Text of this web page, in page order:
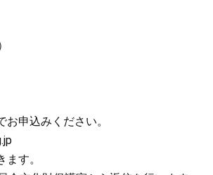
申込みください。
す。